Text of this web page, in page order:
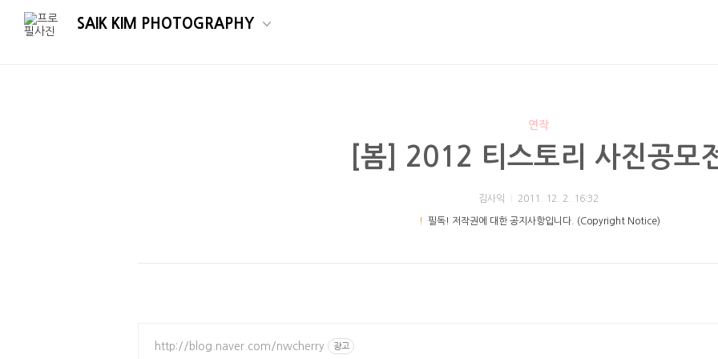
SAIK KIM PHOTOGRAPHY
연작
[봄] 2012 티스토리 사진공모
김사익 2011. 12. 2. 16:32
！ 필독! 저작권에 대한 공지사항입니다. (Copyright Notice)
http://blog.naver.com/nwcherry 광고